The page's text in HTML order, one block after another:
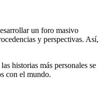
un foro masivo
y perspectivas. Así,
historias más personales se
con el mundo.